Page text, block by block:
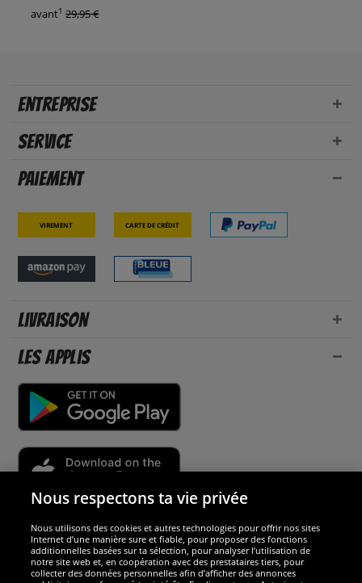
avant1 29,95 €
Entreprise
Service
Paiement
Virement Carte de crédit
Livraison
Les applis
Sécurité
Nous sommes excellents
Nous respectons ta vie privée
Nous utilisons des cookies et autres technologies pour offrir nos sites
Internet d’une manière sure et fiable, pour proposer des fonctions
additionnelles basées sur ta sélection, pour analyser l’utilisation de
notre site web et, en coopération avec des prestataires tiers, pour
collecter des données personnelles afin d’afficher des annonces